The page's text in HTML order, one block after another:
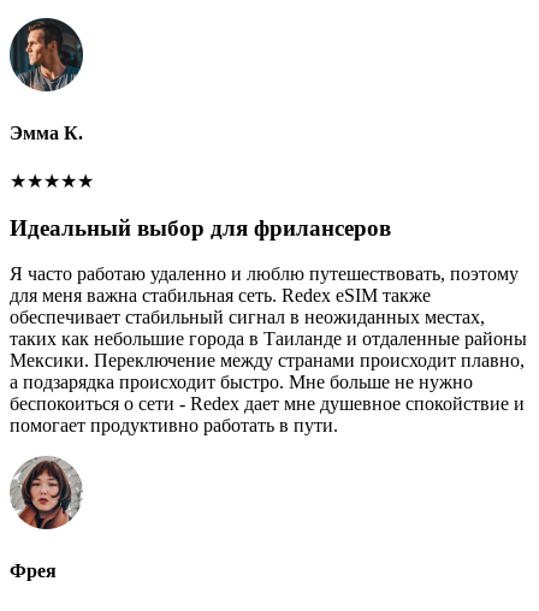
Эмма К.
★★★★★
Идеальный выбор для фрилансеров
Я часто работаю удаленно и люблю путешествовать, поэтому
для меня важна стабильная сеть. Redex eSIM также
обеспечивает стабильный сигнал в неожиданных местах,
таких как небольшие города в Таиланде и отдаленные районы
Мексики. Переключение между странами происходит плавно,
а подзарядка происходит быстро. Мне больше не нужно
беспокоиться о сети - Redex дает мне душевное спокойствие и
помогает продуктивно работать в пути.
Фрея